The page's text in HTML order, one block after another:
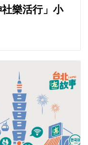
社樂活行」小